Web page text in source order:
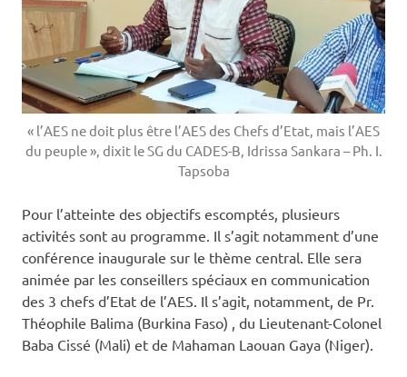
« l’AES ne doit plus être l’AES des Chefs d’Etat, mais l’AES
du peuple », dixit le SG du CADES-B, Idrissa Sankara – Ph. I.
Tapsoba
Pour l’atteinte des objectifs escomptés, plusieurs
activités sont au programme. Il s’agit notamment d’une
conférence inaugurale sur le thème central. Elle sera
animée par les conseillers spéciaux en communication
des 3 chefs d’Etat de l’AES. Il s’agit, notamment, de Pr.
Théophile Balima (Burkina Faso) , du Lieutenant-Colonel
Baba Cissé (Mali) et de Mahaman Laouan Gaya (Niger).